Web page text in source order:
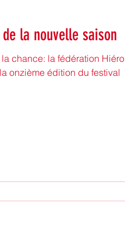
la nouvelle saison
chance: la fédération Hiéro
onzième édition du festival